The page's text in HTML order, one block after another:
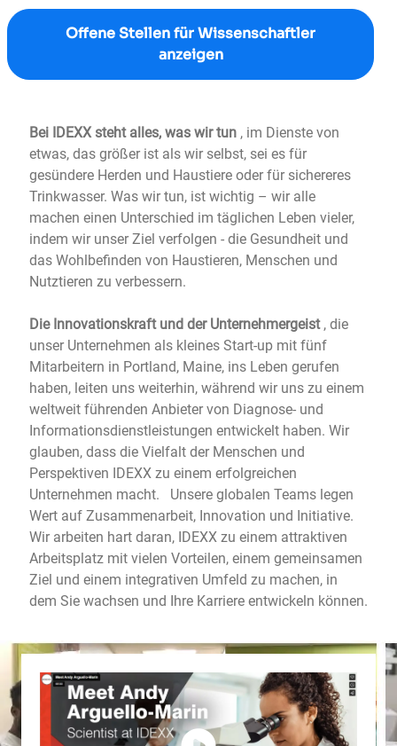
Offene Stellen für Wissenschaftler
anzeigen
Bei IDEXX steht alles, was wir tun, im Dienste von
etwas, das größer ist als wir selbst, sei es für
gesündere Herden und Haustiere oder für sichereres
Trinkwasser. Was wir tun, ist wichtig – wir alle
machen einen Unterschied im täglichen Leben vieler,
indem wir unser Ziel verfolgen - die Gesundheit und
das Wohlbefinden von Haustieren, Menschen und
Nutztieren zu verbessern.
Die Innovationskraft und der Unternehmergeist, die
unser Unternehmen als kleines Start-up mit fünf
Mitarbeitern in Portland, Maine, ins Leben gerufen
haben, leiten uns weiterhin, während wir uns zu einem
weltweit führenden Anbieter von Diagnose- und
Informationsdienstleistungen entwickelt haben. Wir
glauben, dass die Vielfalt der Menschen und
Perspektiven IDEXX zu einem erfolgreichen
Unternehmen macht. Unsere globalen Teams legen
Wert auf Zusammenarbeit, Innovation und Initiative.
Wir arbeiten hart daran, IDEXX zu einem attraktiven
Arbeitsplatz mit vielen Vorteilen, einem gemeinsamen
Ziel und einem integrativen Umfeld zu machen, in
dem Sie wachsen und Ihre Karriere entwickeln können.